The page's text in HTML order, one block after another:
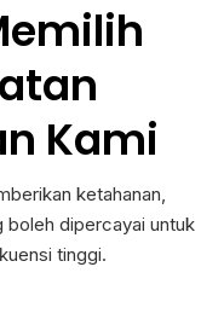
Kami
ketahanan,
dipercayai untuk
tinggi.